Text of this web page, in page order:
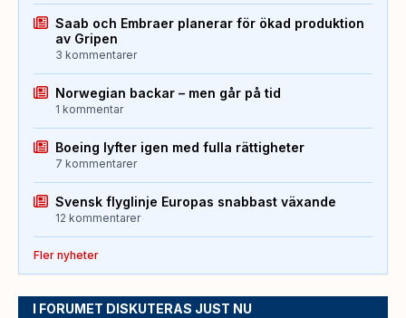
Saab och Embraer planerar för ökad produktion
av Gripen
3 kommentarer
Norwegian backar – men går på tid
1 kommentar
Boeing lyfter igen med fulla rättigheter
7 kommentarer
Svensk flyglinje Europas snabbast växande
12 kommentarer
Fler nyheter
I FORUMET DISKUTERAS JUST NU